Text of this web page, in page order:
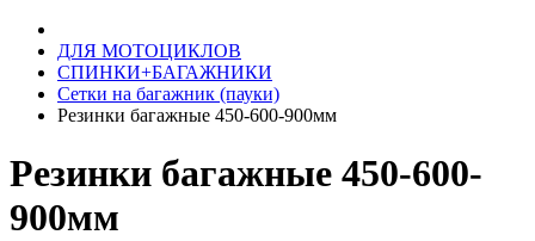
ДЛЯ МОТОЦИКЛОВ
СПИНКИ+БАГАЖНИКИ
Сетки на багажник (пауки)
Резинки багажные 450-600-900мм
Резинки багажные 450-600-
900мм